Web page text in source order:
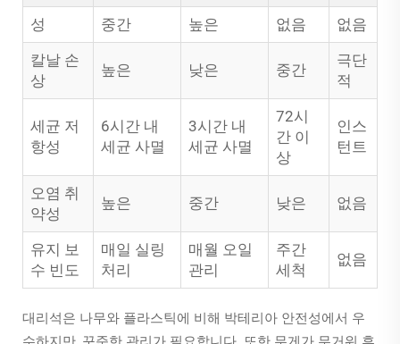
성 중간 높은 없음
없음
칼날 손
상
높은 낮은 중간
극단
적
세균 저
항성
6시간 내
세균 사멸
3시간 내
세균 사멸
72시
간 이
상
인스
턴트
오염 취
약성
높은 중간 낮은 없음
유지 보
수 빈도
매일 실링
처리
매월 오일
관리
주간
세척
없음
대리석은 나무와 플라스틱에 비해 박테리아 안전성에서 우